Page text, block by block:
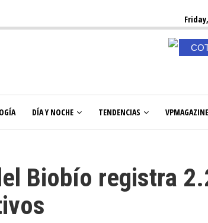
DÍA Y NOCHE TENDENCIAS VPMAGAZINE
Biobío registra